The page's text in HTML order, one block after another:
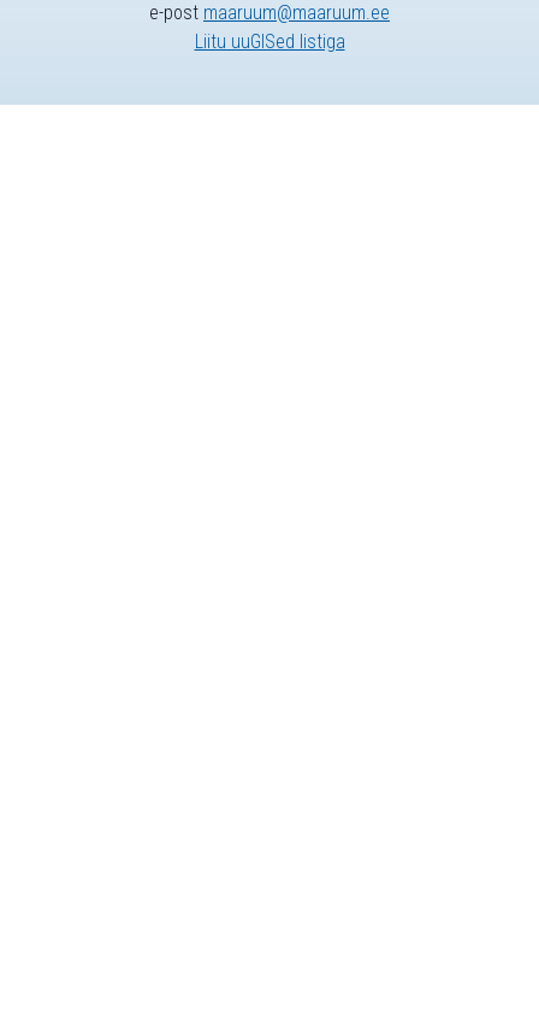
e-post maaruum@maaruum.ee
Liitu uuGISed listiga